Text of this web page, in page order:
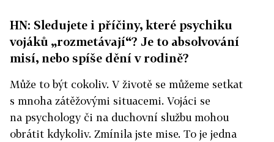
HN: Sledujete i příčiny, které psychiku
vojáků „rozmetávají“? Je to absolvování
misí, nebo spíše dění v rodině?
Může to být cokoliv. V životě se můžeme setkat
s mnoha zátěžovými situacemi. Vojáci se
na psychology či na duchovní službu mohou
obrátit kdykoliv. Zmínila jste mise. To je jedna